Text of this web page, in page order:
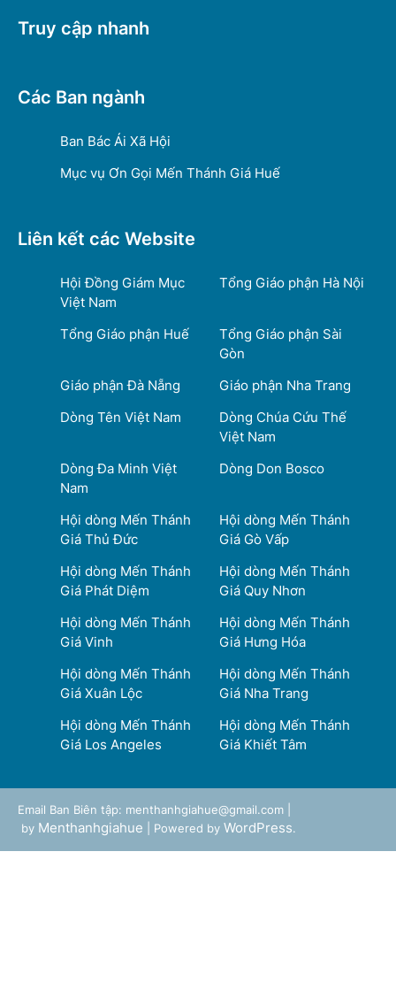
Truy cập nhanh
Các Ban ngành
Ban Bác Ái Xã Hội
Mục vụ Ơn Gọi Mến Thánh Giá Huế
Liên kết các Website
Hội Đồng Giám Mục
Việt Nam
Tổng Giáo phận Hà Nội
Tổng Giáo phận Huế
Tổng Giáo phận Sài
Gòn
Giáo phận Đà Nẵng
Giáo phận Nha Trang
Dòng Tên Việt Nam
Dòng Chúa Cứu Thế
Việt Nam
Dòng Đa Minh Việt
Nam
Dòng Don Bosco
Hội dòng Mến Thánh
Giá Thủ Đức
Hội dòng Mến Thánh
Giá Gò Vấp
Hội dòng Mến Thánh
Giá Phát Diệm
Hội dòng Mến Thánh
Giá Quy Nhơn
Hội dòng Mến Thánh
Giá Vinh
Hội dòng Mến Thánh
Giá Hưng Hóa
Hội dòng Mến Thánh
Giá Xuân Lộc
Hội dòng Mến Thánh
Giá Nha Trang
Hội dòng Mến Thánh
Giá Los Angeles
Hội dòng Mến Thánh
Giá Khiết Tâm
Email Ban Biên tập: menthanhgiahue@gmail.com |
by Menthanhgiahue | Powered by WordPress.